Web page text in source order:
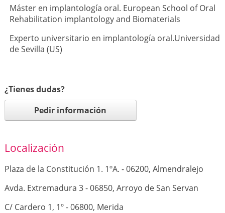
Máster en implantología oral. European School of Oral
Rehabilitation implantology and Biomaterials
Experto universitario en implantología oral.Universidad
de Sevilla (US)
¿Tienes dudas?
Pedir información
Localización
Plaza de la Constitución 1. 1ºA. - 06200, Almendralejo
Avda. Extremadura 3 - 06850, Arroyo de San Servan
C/ Cardero 1, 1º - 06800, Merida